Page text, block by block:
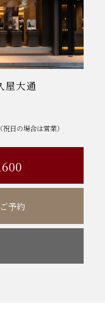
屋大通
日の場合は営業）
予約